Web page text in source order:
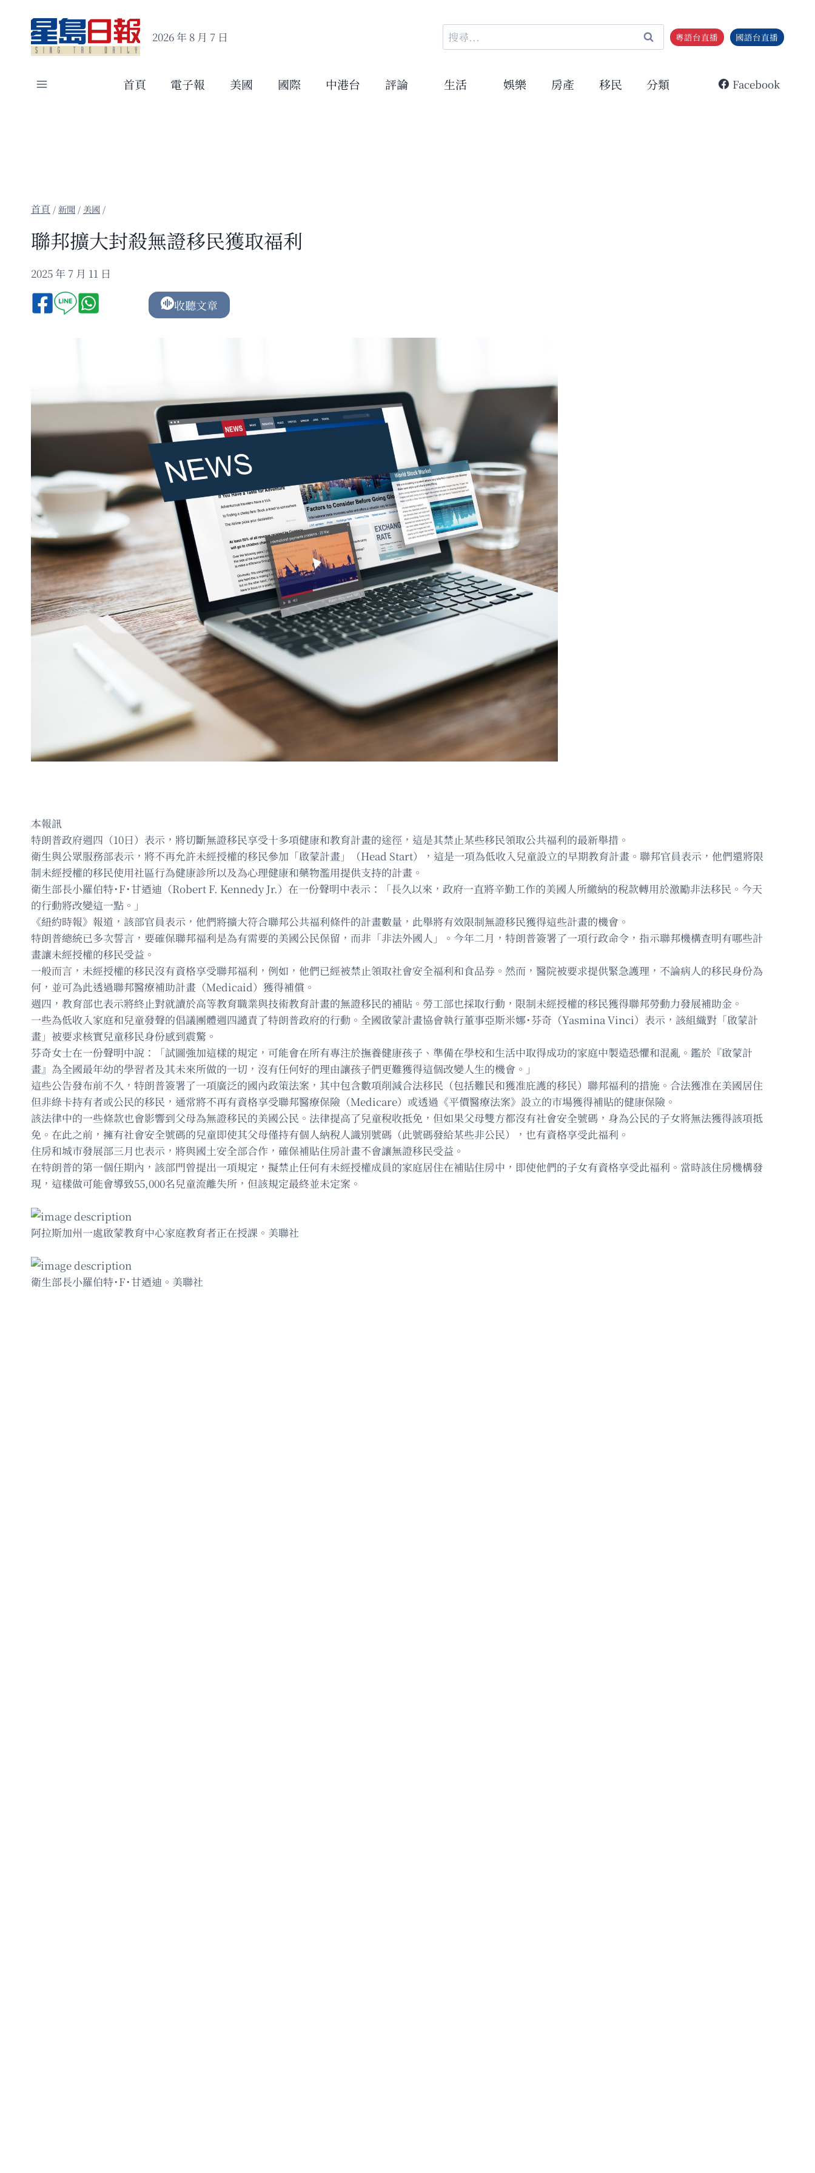
content
2026 年 8 月 7 日
搜
尋
鍵
粵語台直播 國語台直播
首頁 電子報 美國 國際 中港台 評論 生活 娛樂 房產 移民 分類 Facebook
/新聞 / 美國 /
聯邦擴大封殺無證移民獲取福利
2025 年 7 月 11 日
收聽文章
本報訊
特朗普政府週四（10日）表示，將切斷無證移民享受十多項健康和教育計畫的途徑，這是其禁止某些移民領取公共福利的最新舉措。
衛生與公眾服務部表示，將不再允許未經授權的移民參加「啟蒙計畫」（Head Start），這是一項為低收入兒童設立的早期教育計畫。聯邦官員表示，他們還將限
制未經授權的移民使用社區行為健康診所以及為心理健康和藥物濫用提供支持的計畫。
衛生部長小羅伯特˙F˙甘迺迪（Robert F. Kennedy Jr.）在一份聲明中表示：「長久以來，政府一直將辛勤工作的美國人所繳納的稅款轉用於激勵非法移民。今天
的行動將改變這一點。」
《紐約時報》報道，該部官員表示，他們將擴大符合聯邦公共福利條件的計畫數量，此舉將有效限制無證移民獲得這些計畫的機會。
特朗普總統已多次誓言，要確保聯邦福利是為有需要的美國公民保留，而非「非法外國人」。今年二月，特朗普簽署了一項行政命令，指示聯邦機構查明有哪些計
畫讓未經授權的移民受益。
一般而言，未經授權的移民沒有資格享受聯邦福利，例如，他們已經被禁止領取社會安全福利和食品券。然而，醫院被要求提供緊急護理，不論病人的移民身份為
何，並可為此透過聯邦醫療補助計畫（Medicaid）獲得補償。
週四，教育部也表示將終止對就讀於高等教育職業與技術教育計畫的無證移民的補貼。勞工部也採取行動，限制未經授權的移民獲得聯邦勞動力發展補助金。
一些為低收入家庭和兒童發聲的倡議團體週四譴責了特朗普政府的行動。全國啟蒙計畫協會執行董事亞斯米娜˙芬奇（Yasmina Vinci）表示，該組織對「啟蒙計
畫」被要求核實兒童移民身份感到震驚。
芬奇女士在一份聲明中說：「試圖強加這樣的規定，可能會在所有專注於撫養健康孩子、準備在學校和生活中取得成功的家庭中製造恐懼和混亂。鑑於『啟蒙計
畫』為全國最年幼的學習者及其未來所做的一切，沒有任何好的理由讓孩子們更難獲得這個改變人生的機會。」
這些公告發布前不久，特朗普簽署了一項廣泛的國內政策法案，其中包含數項削減合法移民（包括難民和獲准庇護的移民）聯邦福利的措施。合法獲准在美國居住
但非綠卡持有者或公民的移民，通常將不再有資格享受聯邦醫療保險（Medicare）或透過《平價醫療法案》設立的市場獲得補貼的健康保險。
該法律中的一些條款也會影響到父母為無證移民的美國公民。法律提高了兒童稅收抵免，但如果父母雙方都沒有社會安全號碼，身為公民的子女將無法獲得該項抵
免。在此之前，擁有社會安全號碼的兒童即使其父母僅持有個人納稅人識別號碼（此號碼發給某些非公民），也有資格享受此福利。
住房和城市發展部三月也表示，將與國土安全部合作，確保補貼住房計畫不會讓無證移民受益。
在特朗普的第一個任期內，該部門曾提出一項規定，擬禁止任何有未經授權成員的家庭居住在補貼住房中，即使他們的子女有資格享受此福利。當時該住房機構發
現，這樣做可能會導致55,000名兒童流離失所，但該規定最終並未定案。
阿拉斯加州一處啟蒙教育中心家庭教育者正在授課。美聯社
衛生部長小羅伯特˙F˙甘迺迪。美聯社